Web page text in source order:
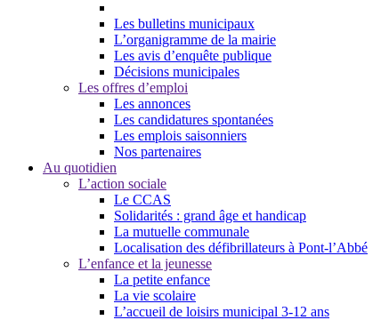
Les bulletins municipaux
L’organigramme de la mairie
Les avis d’enquête publique
Décisions municipales
Les offres d’emploi
Les annonces
Les candidatures spontanées
Les emplois saisonniers
Nos partenaires
Au quotidien
L’action sociale
Le CCAS
Solidarités : grand âge et handicap
La mutuelle communale
Localisation des défibrillateurs à Pont-l’Abbé
L’enfance et la jeunesse
La petite enfance
La vie scolaire
L’accueil de loisirs municipal 3-12 ans